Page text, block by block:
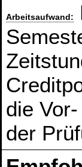
Arbeitsaufwand:
die
der